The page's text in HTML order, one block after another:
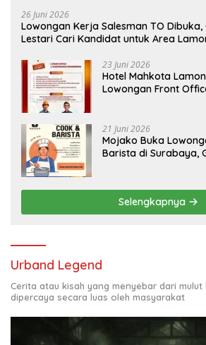
26 Juni 2026
Lowongan Kerja Salesman TO
Lestari Cari Kandidat untuk Area
23 Juni 2026
Hotel Mahkota
Lowongan Front
21 Juni 2026
Mojako Buka
Barista di Surabaya,
Selengkapnya
Urband Legend
Cerita atau kisah yang menyebar dari mulut
dipercaya secara luas oleh masyarakat